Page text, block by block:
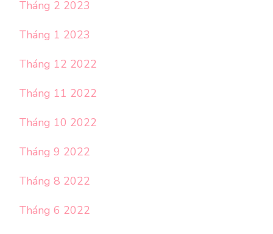
Tháng 2 2023
Tháng 1 2023
Tháng 12 2022
Tháng 11 2022
Tháng 10 2022
Tháng 9 2022
Tháng 8 2022
Tháng 6 2022